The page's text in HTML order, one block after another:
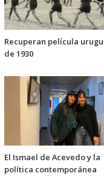
Recuperan película
de 1930
El Ismael de Acevedo y la
política contemporánea